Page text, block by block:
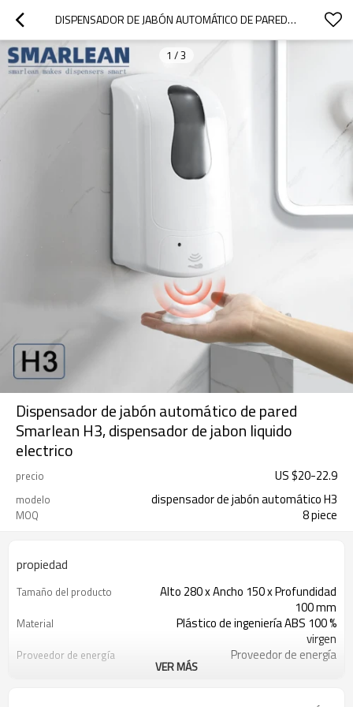
DISPENSADOR DE JABÓN AUTOMÁTICO DE PARED SMARLEAN H3, DISPENSADOR DE JABON LIQUIDO ELECTRICO
1 /3
Dispensador de jabón automático de pared
Smarlean H3, dispensador de jabon liquido
electrico
precio US $20-22.9
modelo dispensador de jabón automático H3
MOQ 8 piece
propiedad
Tamaño del producto
Alto 280 x Ancho 150 x Profundidad
100 mm
Material
Plástico de ingeniería ABS 100 %
virgen
Proveedor de energía Proveedor de energía
Espuma, líquido, spray
VER MÁS